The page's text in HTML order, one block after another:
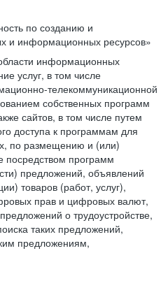
по созданию и
и информационных ресурсов»
информационных
услуг, в том числе
телекоммуникационной
собственных программ
сайтов, в том числе путем
доступа к программам для
по размещению и (или)
посредством программ
предложений, объявлений
товаров (работ, услуг),
прав и цифровых валют,
о трудоустройстве,
таких предложений,
предложениям,